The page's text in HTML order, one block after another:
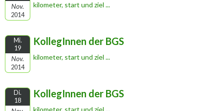
Nov.
2014
kilometer, start und ziel ...
Mi.
19
Nov.
2014
KollegInnen der BGS
kilometer, start und ziel ...
Di.
18
KollegInnen der BGS
kilometer, start und ziel ...